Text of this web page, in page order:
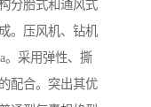
分胎式和通风式
。压风机、钻机
。采用弹性、撕
配合。突出其优